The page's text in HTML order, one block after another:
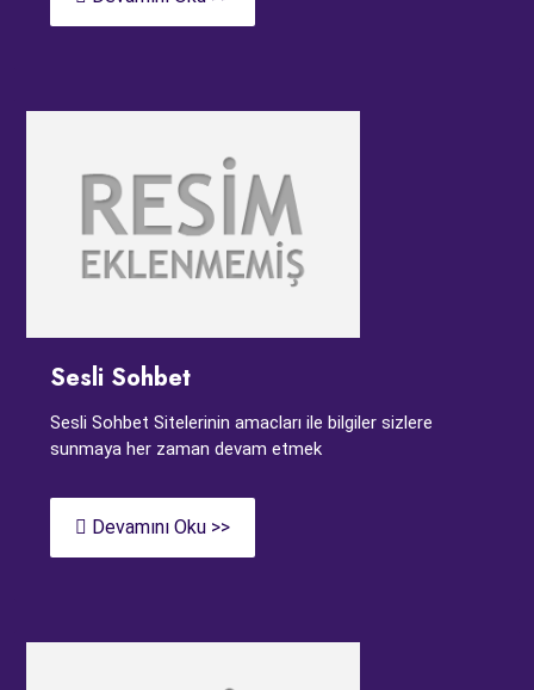
Sesli Sohbet
Sesli Sohbet Sitelerinin amacları ile bilgiler sizlere
sunmaya her zaman devam etmek
Devamını Oku >>